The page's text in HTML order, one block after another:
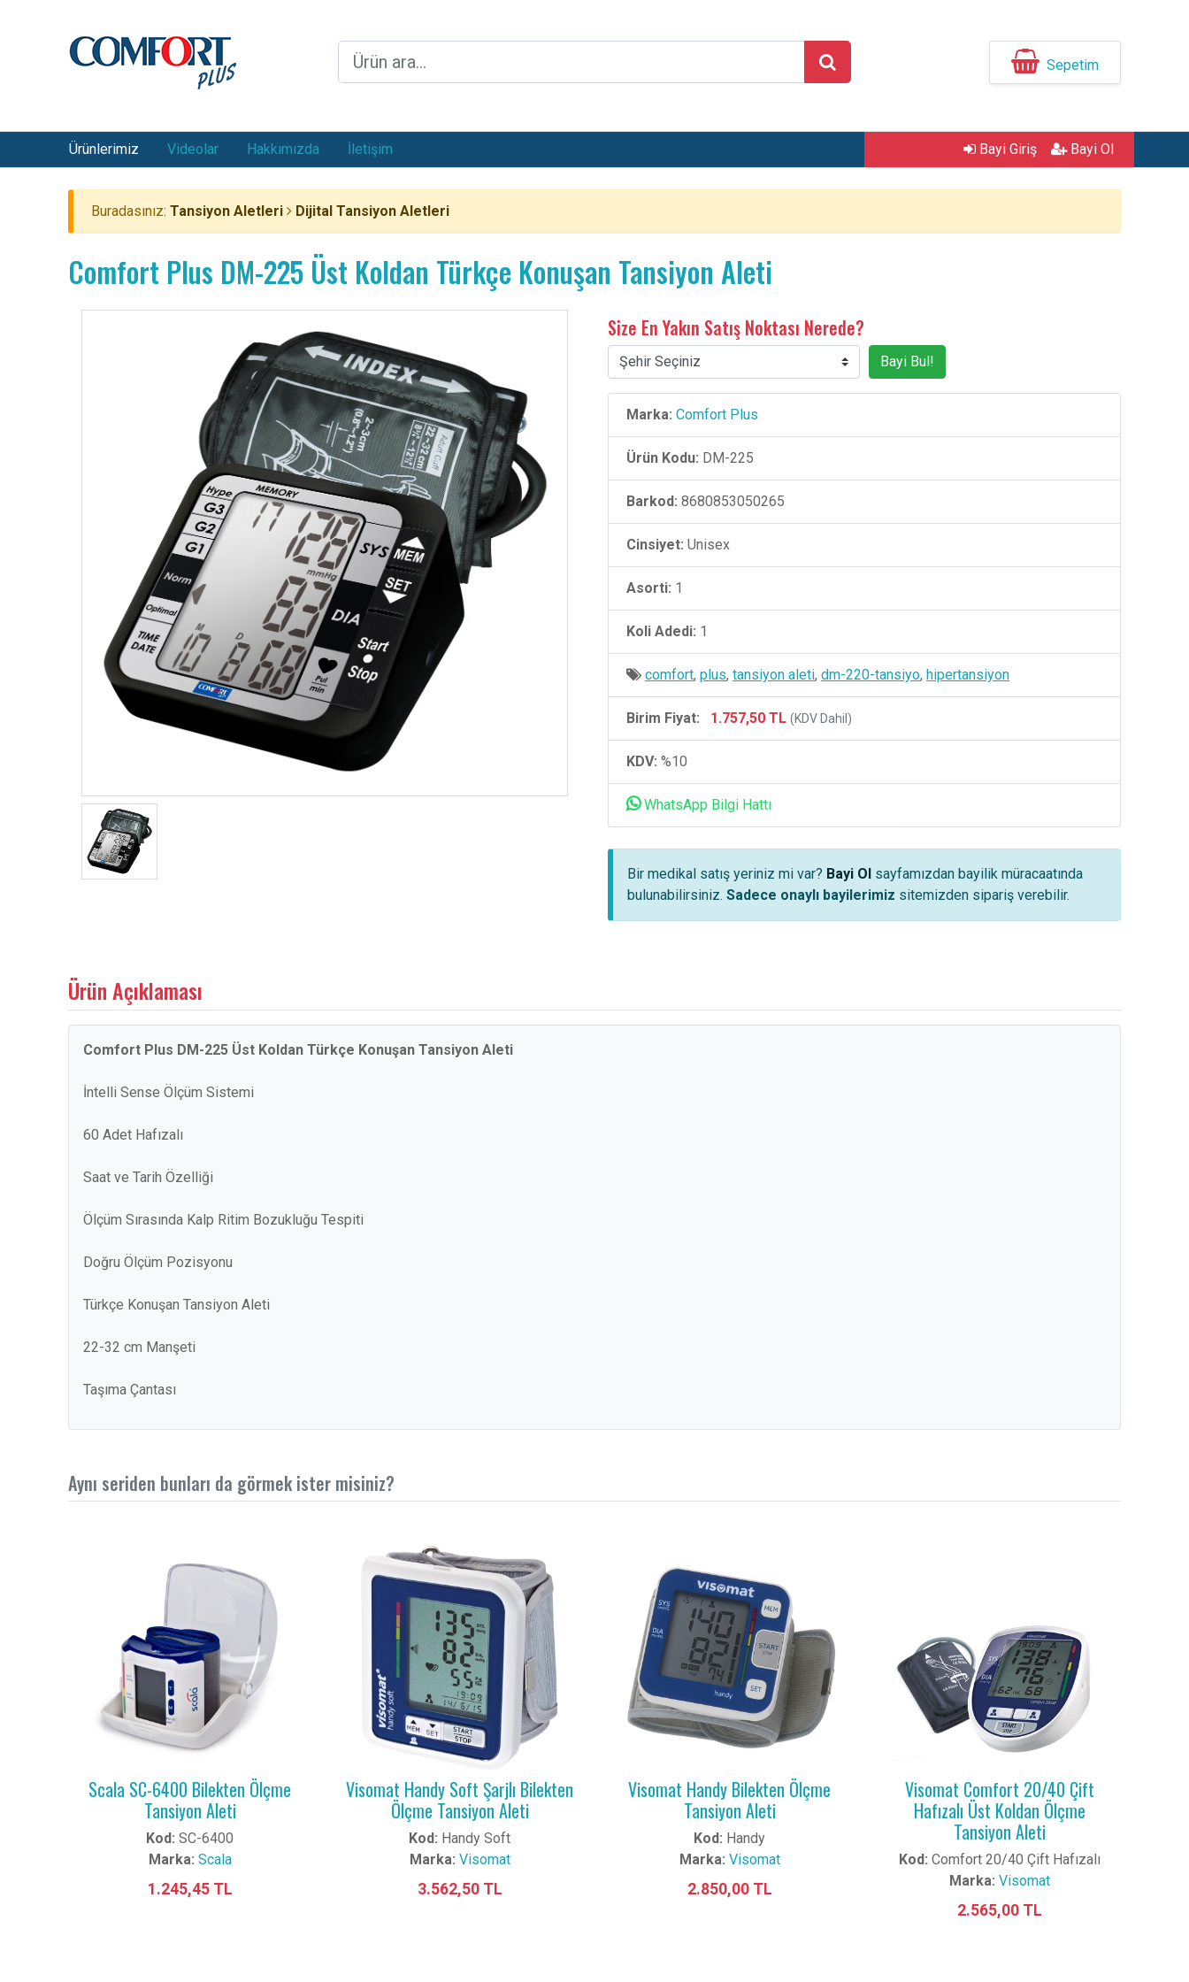
Sepetim
Ürünlerimiz Videolar Hakkımızda İletişim Bayi Giriş Bayi Ol
Buradasınız: Tansiyon Aletleri Dijital Tansiyon Aletleri
Comfort Plus DM-225 Üst Koldan Türkçe Konuşan Tansiyon Aleti
Size En Yakın Satış Noktası Nerede?
Bayi Bul!
Marka: Comfort Plus
Ürün Kodu: DM-225
Barkod: 8680853050265
Cinsiyet: Unisex
Asorti: 1
Koli Adedi: 1
comfort, plus, tansiyon aleti, dm-220-tansiyo, hipertansiyon
Birim Fiyat: 1.757,50 TL (KDV Dahil)
KDV: %10
WhatsApp Bilgi Hattı
Bir medikal satış yeriniz mi var? Bayi Ol sayfamızdan bayilik müracaatında
bulunabilirsiniz. Sadece onaylı bayilerimiz sitemizden sipariş verebilir.
Ürün Açıklaması
Comfort Plus DM-225 Üst Koldan Türkçe Konuşan Tansiyon Aleti
İntelli Sense Ölçüm Sistemi
60 Adet Hafızalı
Saat ve Tarih Özelliği
Ölçüm Sırasında Kalp Ritim Bozukluğu Tespiti
Doğru Ölçüm Pozisyonu
Türkçe Konuşan Tansiyon Aleti
22-32 cm Manşeti
Taşıma Çantası
Aynı seriden bunları da görmek ister misiniz?
Scala SC-6400 Bilekten Ölçme
Tansiyon Aleti
Kod: SC-6400
Marka: Scala
1.245,45 TL
Visomat Handy Soft Şarjlı Bilekten
Ölçme Tansiyon Aleti
Kod: Handy Soft
Marka: Visomat
3.562,50 TL
Visomat Handy Bilekten Ölçme
Tansiyon Aleti
Kod: Handy
Marka: Visomat
2.850,00 TL
Visomat Comfort 20/40 Çift
Hafızalı Üst Koldan Ölçme
Tansiyon Aleti
Kod: Comfort 20/40 Çift Hafızalı
Marka: Visomat
2.565,00 TL